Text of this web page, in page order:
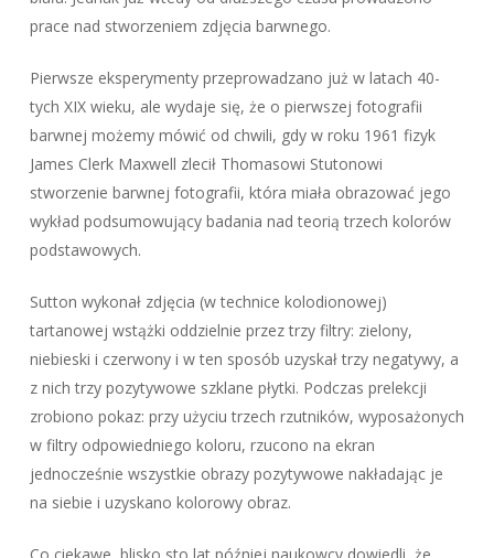
prace nad stworzeniem zdjęcia barwnego.
Pierwsze eksperymenty przeprowadzano już w latach 40-
tych XIX wieku, ale wydaje się, że o pierwszej fotografii
barwnej możemy mówić od chwili, gdy w roku 1961 fizyk
James Clerk Maxwell zlecił Thomasowi Stutonowi
stworzenie barwnej fotografii, która miała obrazować jego
wykład podsumowujący badania nad teorią trzech kolorów
podstawowych.
Sutton wykonał zdjęcia (w technice kolodionowej)
tartanowej wstążki oddzielnie przez trzy filtry: zielony,
niebieski i czerwony i w ten sposób uzyskał trzy negatywy, a
z nich trzy pozytywowe szklane płytki. Podczas prelekcji
zrobiono pokaz: przy użyciu trzech rzutników, wyposażonych
w filtry odpowiedniego koloru, rzucono na ekran
jednocześnie wszystkie obrazy pozytywowe nakładając je
na siebie i uzyskano kolorowy obraz.